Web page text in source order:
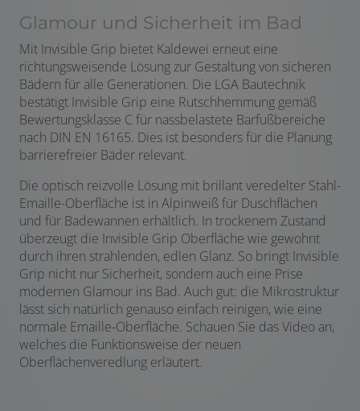
Glamour und Sicherheit im Bad
Mit Invisible Grip bietet Kaldewei erneut eine
richtungsweisende Lösung zur Gestaltung von sicheren
Bädern für alle Generationen. Die LGA Bautechnik
bestätigt Invisible Grip eine Rutschhemmung gemäß
Bewertungsklasse C für nassbelastete Barfußbereiche
nach DIN EN 16165. Dies ist besonders für die Planung
barrierefreier Bäder relevant.
Die optisch reizvolle Lösung mit brillant veredelter Stahl-
Emaille-Oberfläche ist in Alpinweiß für Duschflächen
und für Badewannen erhältlich. In trockenem Zustand
überzeugt die Invisible Grip Oberfläche wie gewohnt
durch ihren strahlenden, edlen Glanz. So bringt Invisible
Grip nicht nur Sicherheit, sondern auch eine Prise
modernen Glamour ins Bad. Auch gut: die Mikrostruktur
lässt sich natürlich genauso einfach reinigen, wie eine
normale Emaille-Oberfläche. Schauen Sie das Video an,
welches die Funktionsweise der neuen
Oberflächenveredlung erläutert.